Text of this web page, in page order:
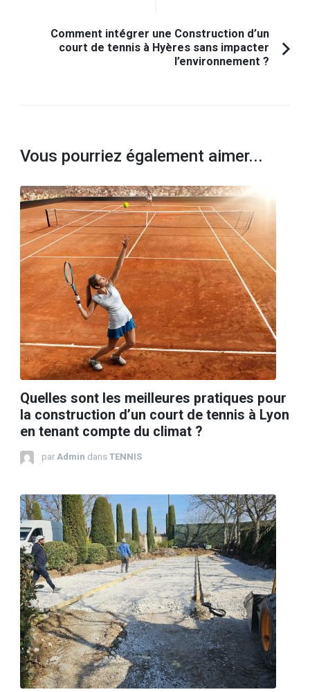
Comment intégrer une Construction d’un
court de tennis à Hyères sans impacter
l’environnement ?
Vous pourriez également aimer...
Quelles sont les meilleures pratiques pour
la construction d’un court de tennis à Lyon
en tenant compte du climat ?
par Admin dans TENNIS